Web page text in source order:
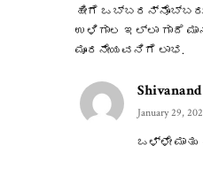
ಹೀಗೆ
ಉಳಿಗಾಲ ಇಲ್ಲಾ ಗಾದೆ
ಮೂರನೇಯವನಿಗೆ ಲಾಭ.
Shivanand
January 29,
ಒಳ್ಳೇ